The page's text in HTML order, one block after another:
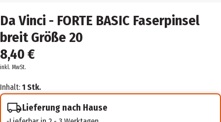
Da Vinci - FORTE BASIC Faserpinsel
breit Größe 20
8,40 €
inkl. MwSt.
Inhalt: 1 Stk.
Lieferung nach Hause